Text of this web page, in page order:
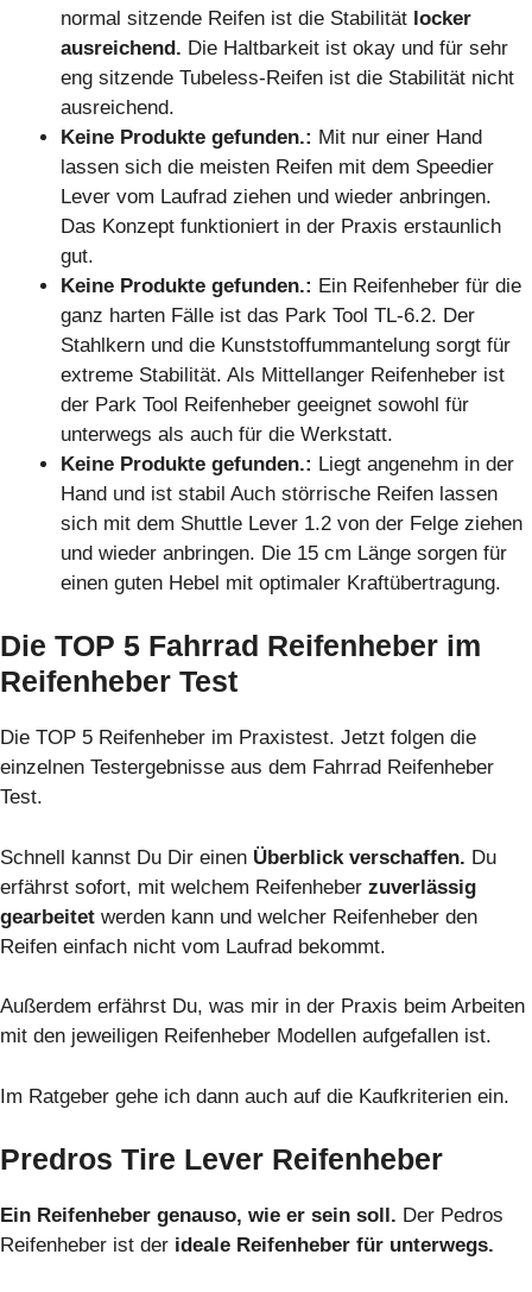
normal sitzende Reifen ist die Stabilität locker
ausreichend. Die Haltbarkeit ist okay und für sehr
eng sitzende Tubeless-Reifen ist die Stabilität nicht
ausreichend.
Keine Produkte gefunden.: Mit nur einer Hand
lassen sich die meisten Reifen mit dem Speedier
Lever vom Laufrad ziehen und wieder anbringen.
Das Konzept funktioniert in der Praxis erstaunlich
gut.
Keine Produkte gefunden.: Ein Reifenheber für die
ganz harten Fälle ist das Park Tool TL-6.2. Der
Stahlkern und die Kunststoffummantelung sorgt für
extreme Stabilität. Als Mittellanger Reifenheber ist
der Park Tool Reifenheber geeignet sowohl für
unterwegs als auch für die Werkstatt.
Keine Produkte gefunden.: Liegt angenehm in der
Hand und ist stabil Auch störrische Reifen lassen
sich mit dem Shuttle Lever 1.2 von der Felge ziehen
und wieder anbringen. Die 15 cm Länge sorgen für
einen guten Hebel mit optimaler Kraftübertragung.
Die TOP 5 Fahrrad Reifenheber im
Reifenheber Test
Die TOP 5 Reifenheber im Praxistest. Jetzt folgen die
einzelnen Testergebnisse aus dem Fahrrad Reifenheber
Test.
Schnell kannst Du Dir einen Überblick verschaffen. Du
erfährst sofort, mit welchem Reifenheber zuverlässig
gearbeitet werden kann und welcher Reifenheber den
Reifen einfach nicht vom Laufrad bekommt.
Außerdem erfährst Du, was mir in der Praxis beim Arbeiten
mit den jeweiligen Reifenheber Modellen aufgefallen ist.
Im Ratgeber gehe ich dann auch auf die Kaufkriterien ein.
Predros Tire Lever Reifenheber
Ein Reifenheber genauso, wie er sein soll. Der Pedros
Reifenheber ist der ideale Reifenheber für unterwegs.